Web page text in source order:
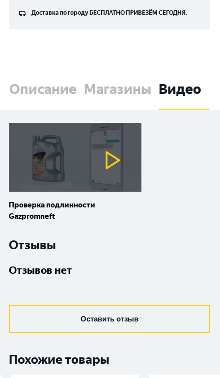
Доставка по городу БЕСПЛАТНО ПРИВЕЗЁМ СЕГОДНЯ.
Описание Магазины Видео
Проверка подлинности
Gazpromneft
Отзывы
Отзывов нет
Оставить отзыв
Похожие товары